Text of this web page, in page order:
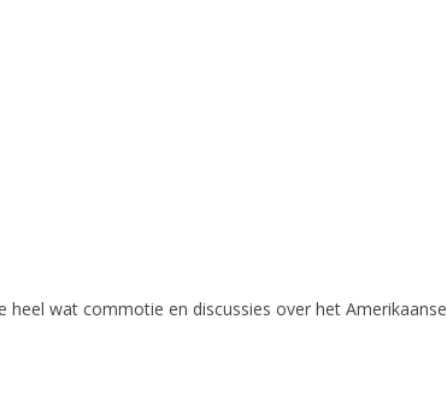
wat commotie en discussies over het Amerikaanse